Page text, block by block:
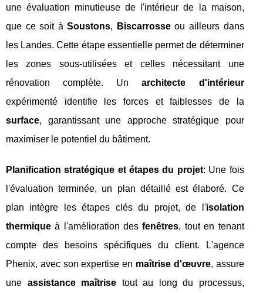
une évaluation minutieuse de l'intérieur de la maison,
que ce soit àSoustons, Biscarrosseou ailleurs dans
les Landes. Cette étape essentielle permet de déterminer
les zones sous-utilisées et celles nécessitant une
rénovation complète. Unarchitecte d'intérieur
expérimenté identifie les forces et faiblesses de la
surface, garantissant une approche stratégique pour
maximiser le potentiel du bâtiment.
Planification stratégique et étapes du projet: Une fois
l'évaluation terminée, un plan détaillé est élaboré. Ce
plan intègre les étapes clés du projet, de l'isolation
thermique à l'amélioration desfenêtres, tout en tenant
compte des besoins spécifiques du client. L'agence
Phenix, avec son expertise en maîtrise d'œuvre, assure
une assistance maîtrise tout au long du processus,